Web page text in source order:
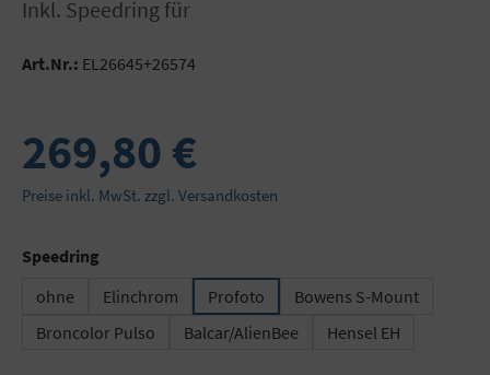
inkl. Speedring für
Art.Nr.: EL26645+26574
269,80 €
Preise inkl. MwSt. zzgl. Versandkosten
Speedring
ohne
Elinchrom Profoto
Bowens S-Mount
Broncolor Pulso
Balcar/AlienBee Hensel EH